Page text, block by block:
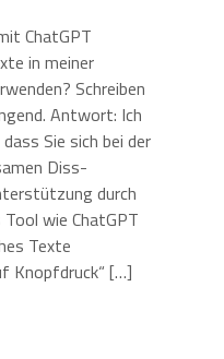
ChatGPT
in meiner
Schreiben
Antwort: Ich
Sie sich bei der
Diss-
durch
wie ChatGPT
Texte
Knopfdruck“ […]